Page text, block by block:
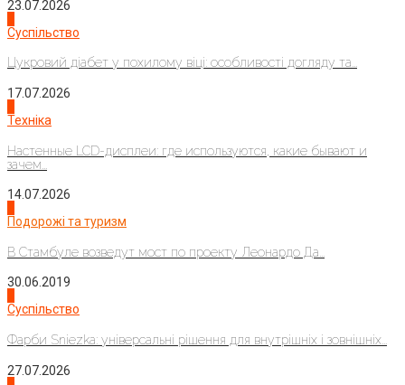
23.07.2026
Суспільство
Цукровий діабет у похилому віці: особливості догляду та...
17.07.2026
Техніка
Настенные LCD-дисплеи: где используются, какие бывают и
зачем...
14.07.2026
Подорожі та туризм
В Стамбуле возведут мост по проекту Леонардо Да...
30.06.2019
Суспільство
Фарби Sniezka: універсальні рішення для внутрішніх і зовнішніх...
27.07.2026